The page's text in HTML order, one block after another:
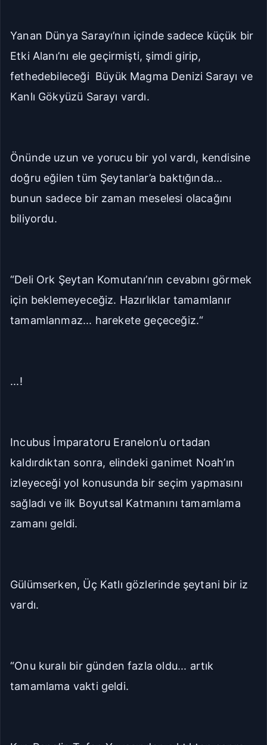
Yanan Dünya Sarayı’nın içinde sadece küçük bir
Etki Alanı’nı ele geçirmişti, şimdi girip,
fethedebileceği Büyük Magma Denizi Sarayı ve
Kanlı Gökyüzü Sarayı vardı.
Önünde uzun ve yorucu bir yol vardı, kendisine
doğru eğilen tüm Şeytanlar’a baktığında...
bunun sadece bir zaman meselesi olacağını
biliyordu.
“Deli Ork Şeytan Komutanı’nın cevabını görmek
için beklemeyeceğiz. Hazırlıklar tamamlanır
tamamlanmaz... harekete geçeceğiz.“
...!
Incubus İmparatoru Eranelon’u ortadan
kaldırdıktan sonra, elindeki ganimet Noah’ın
izleyeceği yol konusunda bir seçim yapmasını
sağladı ve ilk Boyutsal Katmanını tamamlama
zamanı geldi.
Gülümserken, Üç Katlı gözlerinde şeytani bir iz
vardı.
“Onu kuralı bir günden fazla oldu... artık
tamamlama vakti geldi.